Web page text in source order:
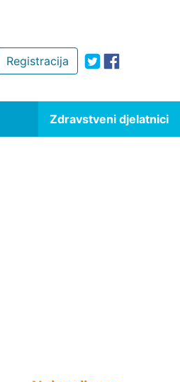
Registracija
Zdravstveni djelatnici